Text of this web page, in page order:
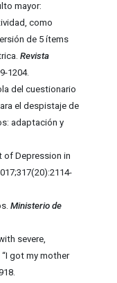
mayor:
como
de 5 ítems
Revista
1204.
del cuestionario
el despistaje de
adaptación y
of Depression in
Ministerio de
severe,
got my mother